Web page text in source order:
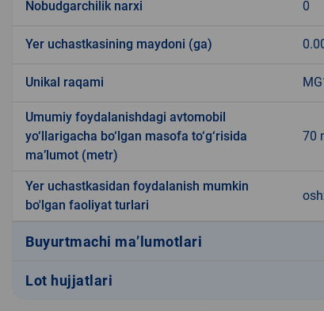
Nobudgarchilik narxi 0
Yer uchastkasining maydoni (ga)
Unikal raqami
Umumiy foydalanishdagi avtomobil
yo‘llarigacha bo‘lgan masofa to‘g‘risida
ma’lumot (metr)
70
Yer uchastkasidan foydalanish mumkin
bo'lgan faoliyat turlari
Buyurtmachi ma’lumotlari
Lot hujjatlari